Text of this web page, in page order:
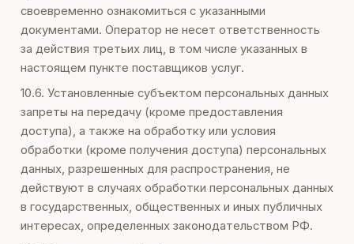
своевременно ознакомиться с указанными
документами. Оператор не несет ответственность
за действия третьих лиц, в том числе указанных в
настоящем пункте поставщиков услуг.
10.6. Установленные субъектом персональных данных
запреты на передачу (кроме предоставления
доступа), а также на обработку или условия
обработки (кроме получения доступа) персональных
данных, разрешенных для распространения, не
действуют в случаях обработки персональных данных
в государственных, общественных и иных публичных
интересах, определенных законодательством РФ.